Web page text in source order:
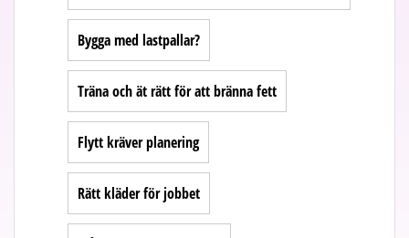
Bygga med lastpallar?
Träna och ät rätt för att bränna fett
Flytt kräver planering
Rätt kläder för jobbet